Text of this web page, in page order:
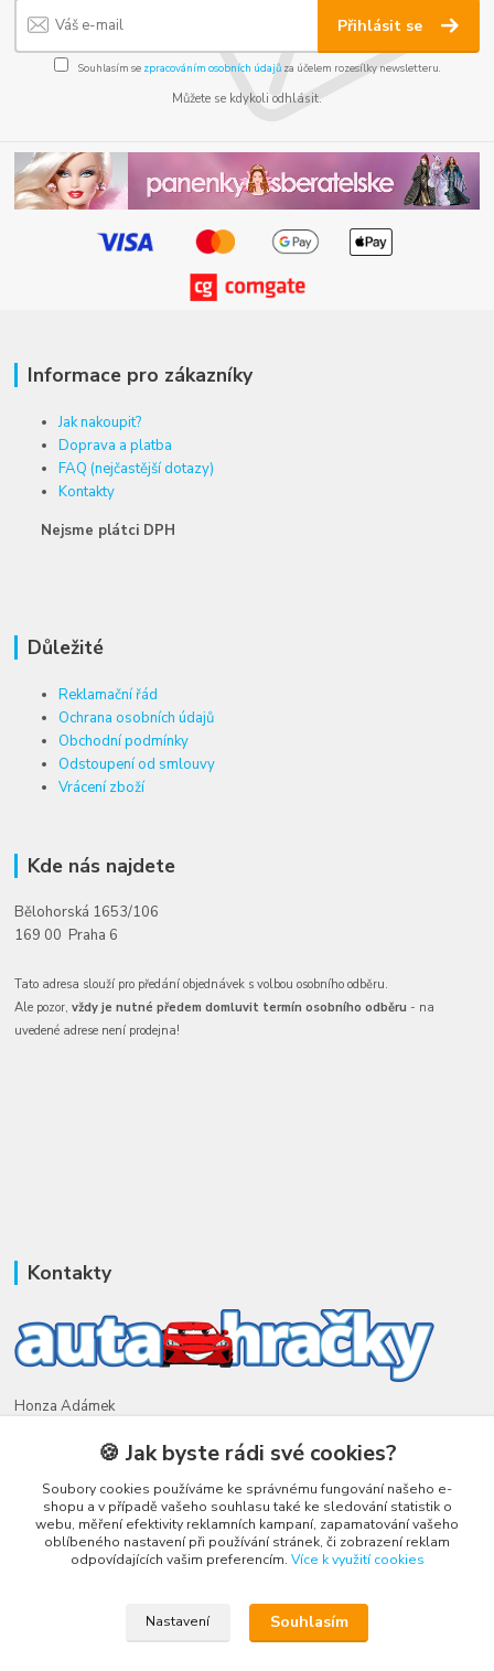
Přihlásit se
Souhlasím se zpracováním osobních údajůza účelem rozesílky newsletteru.
Můžete se kdykoli odhlásit.
Informace pro zákazníky
Jak nakoupit?
Doprava a platba
FAQ (nejčastější dotazy)
Kontakty
Nejsme plátci DPH
Důležité
Reklamační řád
Ochrana osobních údajů
Obchodní podmínky
Odstoupení od smlouvy
Vrácení zboží
Kde nás najdete
Bělohorská 1653/106
169 00 Praha 6
Tato adresa slouží pro předání objednávek s volbou osobního odběru.
Ale pozor,vždy je nutné předem domluvit termín osobního odběru - na
uvedené adrese není prodejna!
Kontakty
Honza Adámek
(Po-Ne, 9-21 hod.)
honza@autahracky.cz
Upravit sběr cookies.
🍪 Jak byste rádi své cookies?
Soubory cookies používáme ke správnému fungování našeho e-
shopu a v případě vašeho souhlasu také ke sledování statistik o
webu, měření efektivity reklamních kampaní, zapamatování vašeho
oblíbeného nastavení při používání stránek, či zobrazení reklam
odpovídajících vašim preferencím. Více k využití cookies
Nastavení Souhlasím